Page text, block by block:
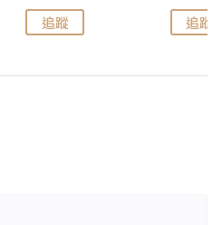
追蹤 追蹤